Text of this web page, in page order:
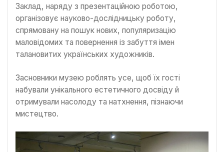
Заклад, наряду з презентаційною роботою,
організовує науково-дослідницьку роботу,
спрямовану на пошук нових, популяризацію
маловідомих та повернення із забуття імен
талановитих українських художників.
Засновники музею роблять усе, щоб їх гості
набували унікального естетичного досвіду й
отримували насолоду та натхнення, пізнаючи
мистецтво.